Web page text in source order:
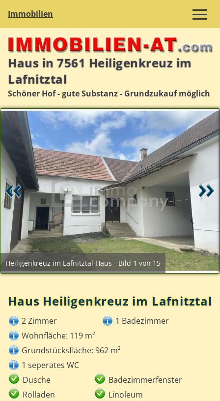
Immobilien
Haus in 7561 Heiligenkreuz im
Lafnitztal
Schöner Hof - gute Substanz - Grundzukauf möglich
Heiligenkreuz im Lafnitztal Haus - Bild 1 von 15
Haus Heiligenkreuz im Lafnitztal
2 Zimmer
1 Badezimmer
Wohnfläche: 119 m²
Grundstücksfläche: 962 m²
1 seperates WC
Dusche
Badezimmerfenster
Rolladen
Linoleum